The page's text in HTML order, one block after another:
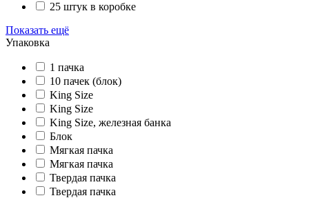
25 штук в коробке
Показать ещё
Упаковка
1 пачка
10 пачек (блок)
King Size
King Size
King Size, железная банка
Блок
Мягкая пачка
Мягкая пачка
Твердая пачка
Твердая пачка